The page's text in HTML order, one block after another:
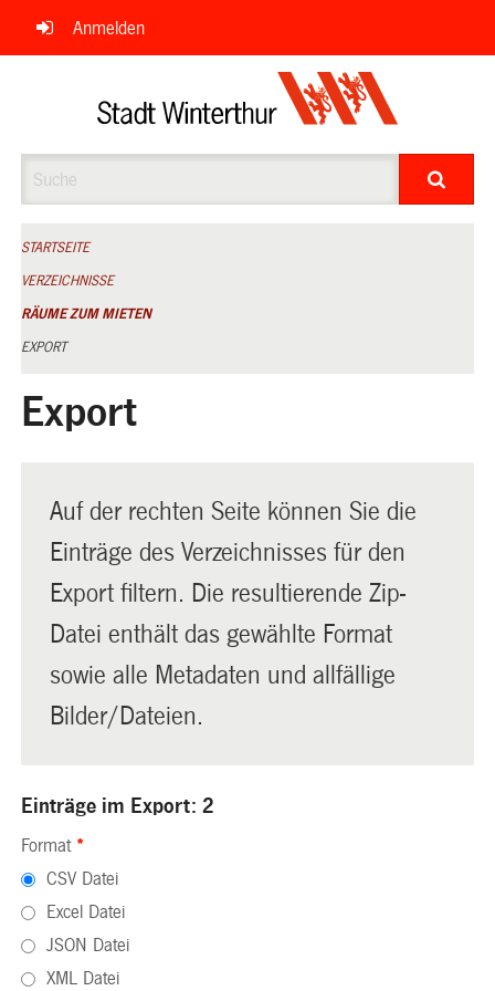
Navigation
überspringen
Anmelden
STARTSEITE
VERZEICHNISSE
RÄUME ZUM MIETEN
EXPORT
Export
Auf der rechten Seite können Sie die
Einträge des Verzeichnisses für den
Export filtern. Die resultierende Zip-
Datei enthält das gewählte Format
sowie alle Metadaten und allfällige
Bilder/Dateien.
Einträge im Export: 2
Format *
CSV Datei
Excel Datei
JSON Datei
XML Datei